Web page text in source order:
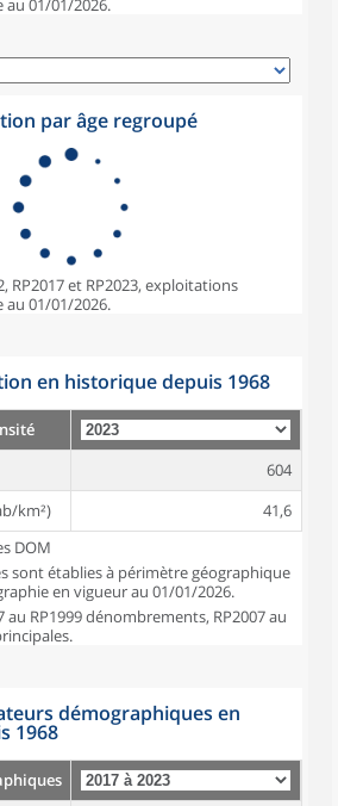
au 01/01/2026.
par âge regroupé
RP2017 et RP2023, exploitations
au 01/01/2026.
en historique depuis 1968
604
km²)
41,6
DOM
sont établies à périmètre géographique
en vigueur au 01/01/2026.
au RP1999 dénombrements, RP2007 au
démographiques en
1968